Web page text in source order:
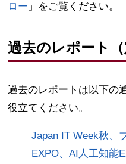
ロー 」をご覧ください。
過去のレポート（
過去のレポートは以下の
役立てください。
Japan IT Week秋、
EXPO、AI人工知能